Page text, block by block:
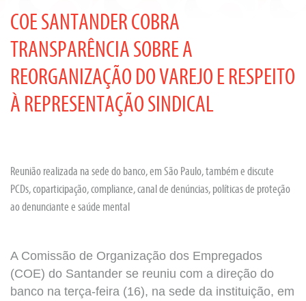
COE SANTANDER COBRA
TRANSPARÊNCIA SOBRE A
REORGANIZAÇÃO DO VAREJO E RESPEITO
À REPRESENTAÇÃO SINDICAL
Reunião realizada na sede do banco, em São Paulo, também e discute
PCDs, coparticipação, compliance, canal de denúncias, políticas de proteção
ao denunciante e saúde mental
A Comissão de Organização dos Empregados
(COE) do Santander se reuniu com a direção do
banco na terça-feira (16), na sede da instituição, em